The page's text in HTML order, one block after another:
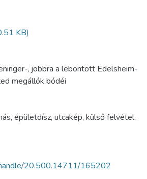
KB)
, jobbra a lebontott Edelsheim-
megállók bódéi
, épületdísz, utcakép, külső felvétel,
20.500.14711/165202